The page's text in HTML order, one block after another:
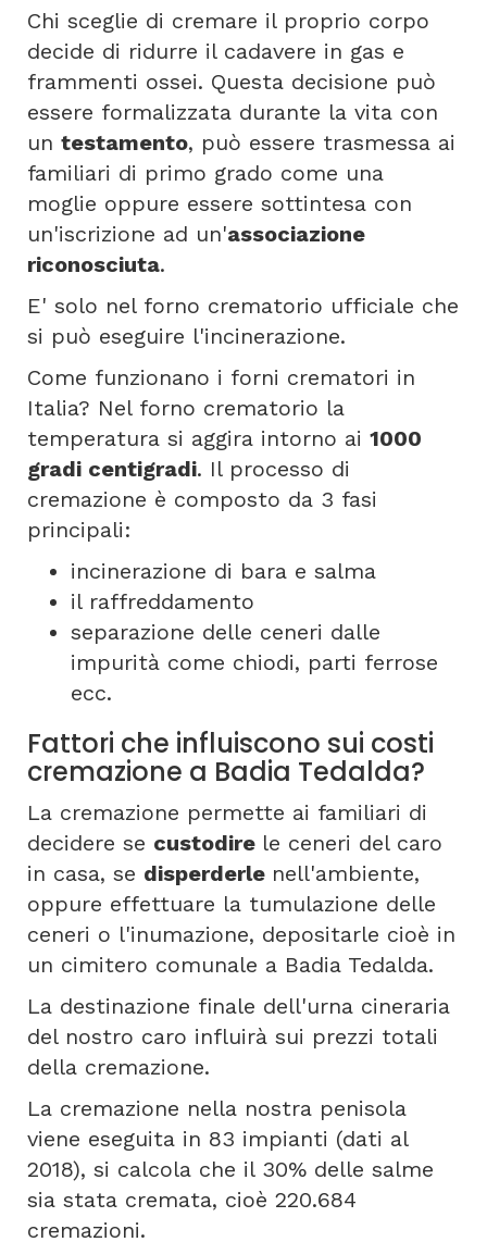
Chi sceglie di cremare il proprio corpo
decide di ridurre il cadavere in gas e
frammenti ossei. Questa decisione può
essere formalizzata durante la vita con
un testamento, può essere trasmessa ai
familiari di primo grado come una
moglie oppure essere sottintesa con
un'iscrizione ad un'associazione
riconosciuta.
E' solo nel forno crematorio ufficiale che
si può eseguire l'incinerazione.
Come funzionano i forni crematori in
Italia? Nel forno crematorio la
temperatura si aggira intorno ai 1000
gradi centigradi. Il processo di
cremazione è composto da 3 fasi
principali:
incinerazione di bara e salma
il raffreddamento
separazione delle ceneri dalle
impurità come chiodi, parti ferrose
ecc.
Fattori che influiscono sui costi
cremazione a Badia Tedalda?
La cremazione permette ai familiari di
decidere se custodire le ceneri del caro
in casa, se disperderle nell'ambiente,
oppure effettuare la tumulazione delle
ceneri o l'inumazione, depositarle cioè in
un cimitero comunale a Badia Tedalda.
La destinazione finale dell'urna cineraria
del nostro caro influirà sui prezzi totali
della cremazione.
La cremazione nella nostra penisola
viene eseguita in 83 impianti (dati al
2018), si calcola che il 30% delle salme
sia stata cremata, cioè 220.684
cremazioni.